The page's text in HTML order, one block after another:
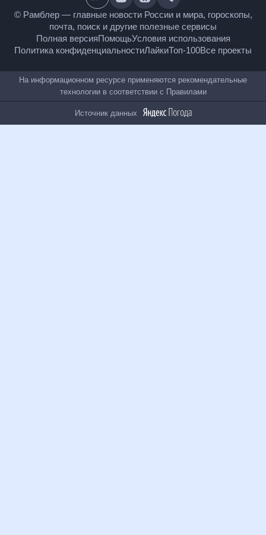
© Рамблер — главные новости России и мира,
гороскопы, почта, поиск и другие полезные сервисы
Полная версияПомощьУсловия использования
Все проекты
18+
На информационном ресурсе применяются
рекомендательные технологии в соответствии с